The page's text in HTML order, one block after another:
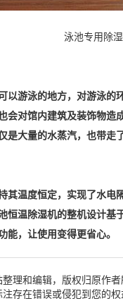
泳池专用除
以游泳的地方，对游泳
会对馆内建筑及装饰物
是大量的水蒸汽，也带走
其温度恒定，实现了水电
温除湿机的整机设计
，让使用变得更省心。
理和编辑，版权归原作
存在错误或侵犯到您的